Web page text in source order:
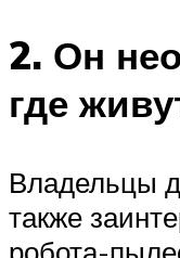
2. Он
где
Владельцы
также